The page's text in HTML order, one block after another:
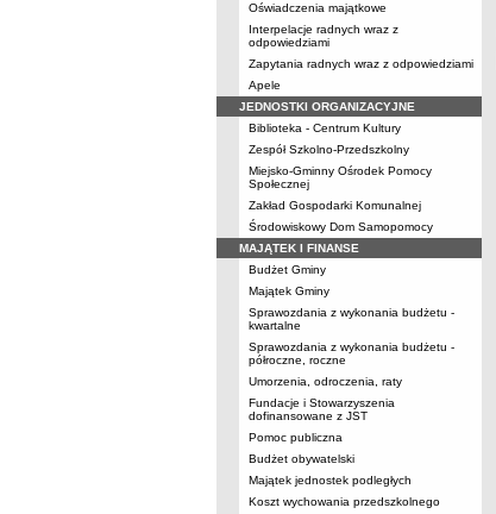
Oświadczenia majątkowe
Interpelacje radnych wraz z
odpowiedziami
Zapytania radnych wraz z odpowiedziami
Apele
JEDNOSTKI ORGANIZACYJNE
Biblioteka - Centrum Kultury
Zespół Szkolno-Przedszkolny
Miejsko-Gminny Ośrodek Pomocy
Społecznej
Zakład Gospodarki Komunalnej
Środowiskowy Dom Samopomocy
MAJĄTEK I FINANSE
Budżet Gminy
Majątek Gminy
Sprawozdania z wykonania budżetu -
kwartalne
Sprawozdania z wykonania budżetu -
półroczne, roczne
Umorzenia, odroczenia, raty
Fundacje i Stowarzyszenia
dofinansowane z JST
Pomoc publiczna
Budżet obywatelski
Majątek jednostek podległych
Koszt wychowania przedszkolnego